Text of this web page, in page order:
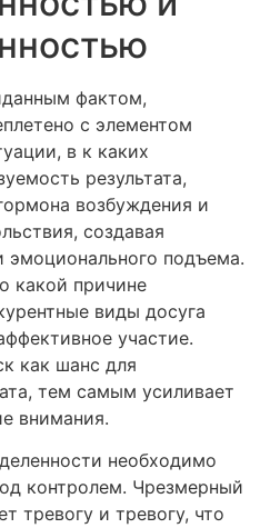
фактом,
с элементом
в к каких
результата,
возбуждения и
создавая
эмоционального подъема.
какой причине
виды досуга
участие.
как шанс для
тем самым усиливает
внимания.
необходимо
контролем. Чрезмерный
тревогу и тревогу, что